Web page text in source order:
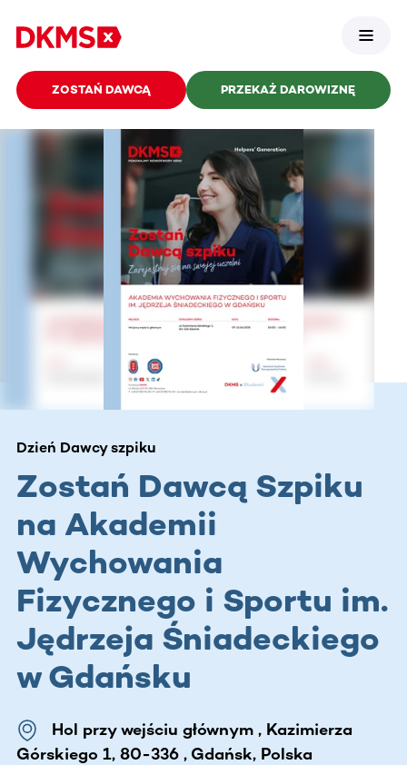
ZOSTAŃ DAWCĄ PRZEKAŻ DAROWIZNĘ
Dzień Dawcy szpiku
Zostań Dawcą Szpiku
na Akademii
Wychowania
Fizycznego i Sportu im.
Jędrzeja Śniadeckiego
w Gdańsku
Hol przy wejściu głównym , Kazimierza
Górskiego 1, 80-336 , Gdańsk, Polska